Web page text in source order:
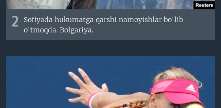
2
Sofiyada hukumatga qarshi namoyishlar bo'lib
o'tmoqda. Bolgariya.